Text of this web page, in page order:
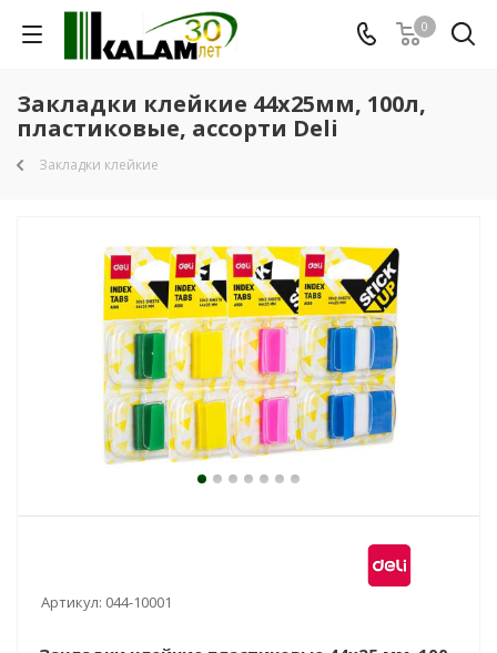
0
Закладки клейкие 44x25мм, 100л,
пластиковые, ассорти Deli
Закладки клейкие
Артикул: 044-10001